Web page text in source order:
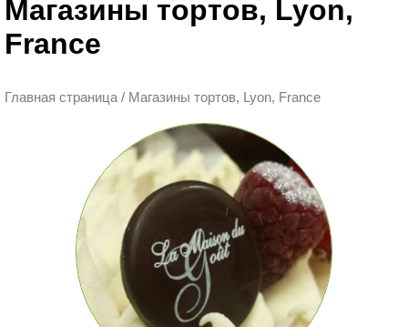
Магазины тортов, Lyon,
France
Главная страница / Магазины тортов, Lyon, France